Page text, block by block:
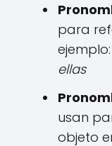
para
ejemplo:
ellas
usan
objeto